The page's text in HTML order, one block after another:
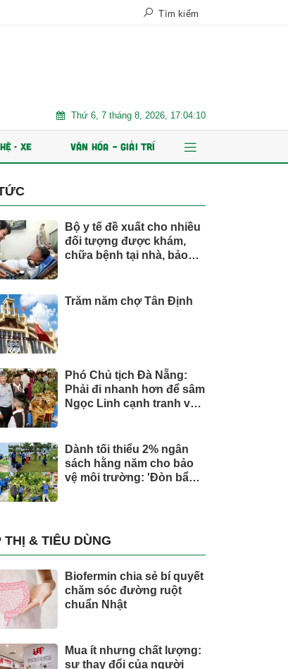
Tìm kiếm
Xe điện đang áp đảo thị trường MPV Việt
Thứ 6, 7 tháng 8, 2026, 17:04:11
- XE VĂN HÓA – GIẢI TRÍ
Bộ y tế đề xuất cho nhiều
đối tượng được khám,
chữa bệnh tại nhà, bảo
Trăm năm chợ Tân Định
Phó Chủ tịch Đà Nẵng:
Phải đi nhanh hơn để sâm
Ngọc Linh cạnh tranh với
Dành tối thiểu 2% ngân
sách hằng năm cho bảo
vệ môi trường: 'Đòn bẩy'
THỊ & TIÊU DÙNG
Biofermin chia sẻ bí quyết
chăm sóc đường ruột
chuẩn Nhật
Mua ít nhưng chất lượng:
sự thay đổi của người